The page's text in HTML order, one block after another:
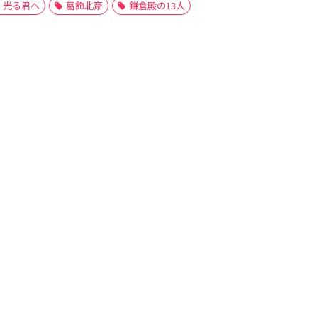
光る君へ 葛飾北斎 鎌倉殿の13人